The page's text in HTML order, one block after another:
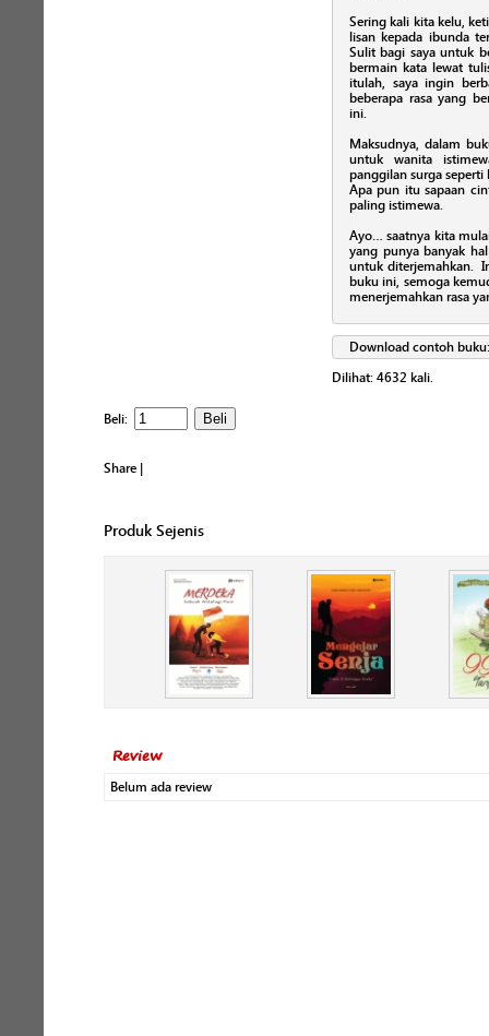
Sering kali kita kelu,
lisan kepada ibunda
Sulit bagi saya untuk
bermain kata lewat
itulah, saya ingin
beberapa rasa yang
ini.
Maksudnya, dalam
untuk wanita
panggilan surga
Apa pun itu sapaan
paling istimewa.
Ayo… saatnya kita
yang punya banyak
untuk diterjemahkan.
buku ini, semoga
menerjemahkan rasa
Download contoh
Dilihat: 4632 kali.
Beli:
Share |
Produk Sejenis
Review
Belum ada review